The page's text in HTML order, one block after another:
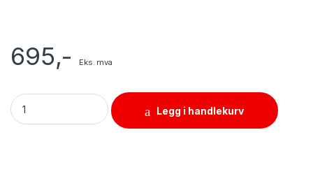
695,- Eks. mva
Husdyrbørste for veggmontering quantity
Legg i handlekurv